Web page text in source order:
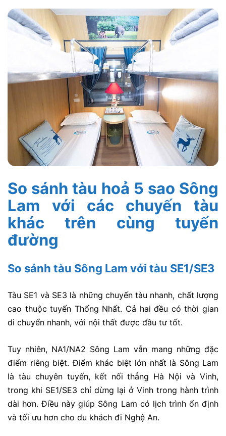
So sánh tàu hoả 5 sao Sông
Lam với các chuyến tàu
khác trên cùng tuyến
đường
So sánh tàu Sông Lam với tàu SE1/SE3
Tàu SE1 và SE3 là những chuyến tàu nhanh, chất lượng
cao thuộc tuyến Thống Nhất. Cả hai đều có thời gian
di chuyển nhanh, với nội thất được đầu tư tốt.
Tuy nhiên, NA1/NA2 Sông Lam vẫn mang những đặc
điểm riêng biệt. Điểm khác biệt lớn nhất là Sông Lam
là tàu chuyên tuyến, kết nối thẳng Hà Nội và Vinh,
trong khi SE1/SE3 chỉ dừng lại ở Vinh trong hành trình
dài hơn. Điều này giúp Sông Lam có lịch trình ổn định
và tối ưu hơn cho du khách đi Nghệ An.